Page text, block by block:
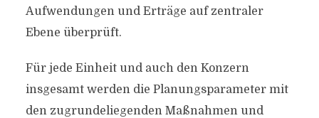
Aufwendungen und Erträge auf zentraler
Ebene überprüft.
Für jede Einheit und auch den Konzern
insgesamt werden die Planungsparameter mit
den zugrundeliegenden Maßnahmen und